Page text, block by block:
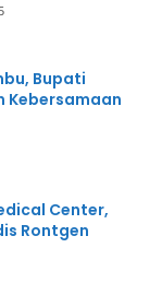
Bupati
Kebersamaan
Center,
Rontgen